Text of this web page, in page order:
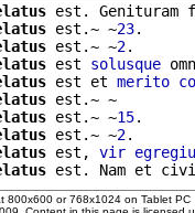
est. Genituram
est.~ ~23.
est.~ ~2.
est solusque
est et merito
est.~ ~
est.~ ~15.
est.~ ~2.
est, vir
est. Nam et
800x600 or 768x1024 on Tablet PC